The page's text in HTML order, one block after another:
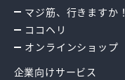
マジ筋、行きますか！
ココヘリ
オンラインショップ
企業向けサービス